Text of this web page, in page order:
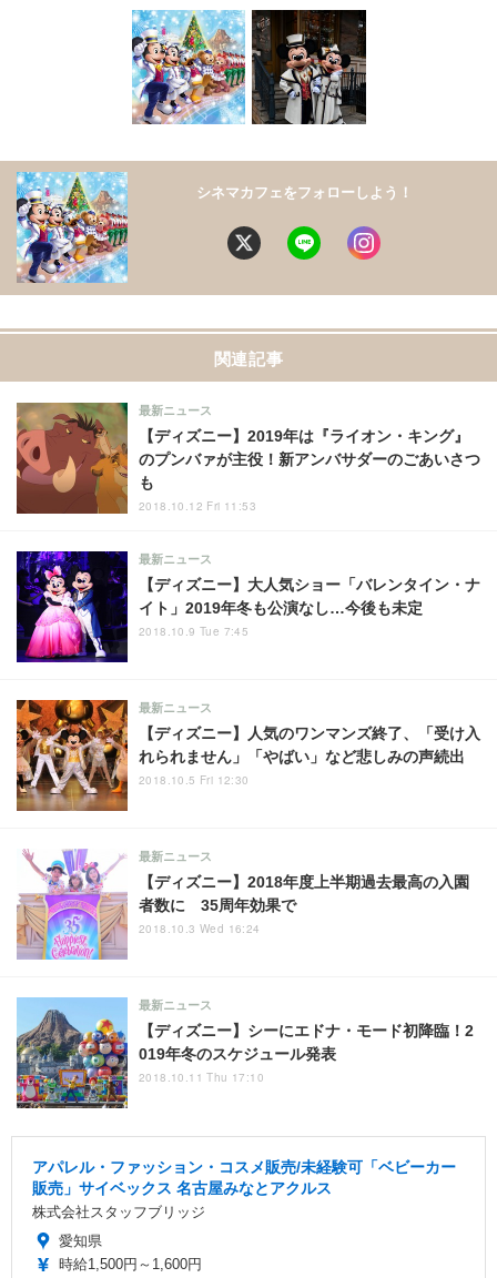
シネマカフェをフォローしよう！
関連記事
【ディズニー】2019年は『ライオン・キング』
のプンバァが主役！新アンバサダーのごあいさつ
も
最新ニュース
2018.10.12 Fri 11:53
【ディズニー】大人気ショー「バレンタイン・ナ
イト」2019年冬も公演なし…今後も未定
最新ニュース
2018.10.9 Tue 7:45
【ディズニー】人気のワンマンズ終了、「受け入
れられません」「やばい」など悲しみの声続出
最新ニュース
2018.10.5 Fri 12:30
【ディズニー】2018年度上半期過去最高の入園
者数に 35周年効果で
最新ニュース
2018.10.3 Wed 16:24
【ディズニー】シーにエドナ・モード初降臨！2
019年冬のスケジュール発表
最新ニュース
2018.10.11 Thu 17:10
アパレル・ファッション・コスメ販売/未経験可「ベビーカー
販売」サイベックス 名古屋みなとアクルス
株式会社スタッフブリッジ
愛知県
時給1,500円～1,600円